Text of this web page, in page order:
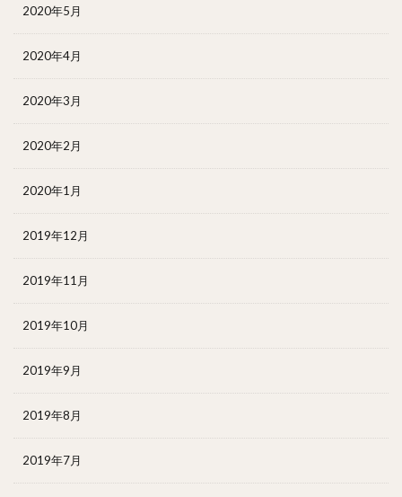
2020年5月
2020年4月
2020年3月
2020年2月
2020年1月
2019年12月
2019年11月
2019年10月
2019年9月
2019年8月
2019年7月